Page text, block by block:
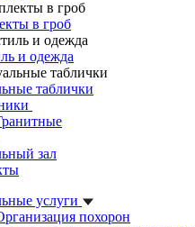
в гроб
и одежда
таблички
зал
услуги
похорон